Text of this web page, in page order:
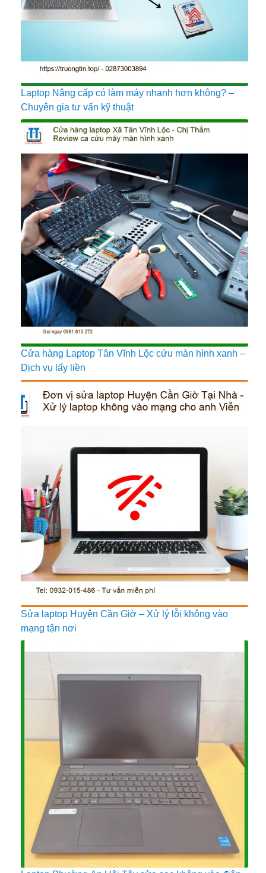
Laptop Nâng cấp có làm máy nhanh hơn không? –
Chuyên gia tư vấn kỹ thuật
Cửa hàng Laptop Tân Vĩnh Lộc cứu màn hình xanh –
Dịch vụ lấy liền
Sửa laptop Huyện Cần Giờ – Xử lý lỗi không vào
mạng tận nơi